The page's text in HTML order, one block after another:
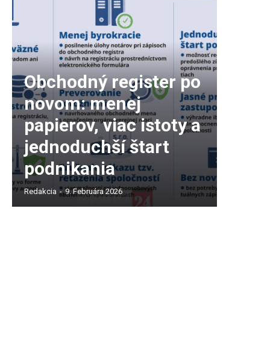
Obchodný register po
novom: menej
papierov, viac istoty a
jednoduchší štart
podnikania
Redakcia - 9. Februára 2026